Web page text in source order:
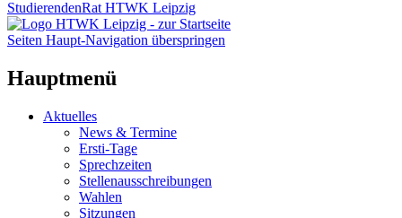
StudierendenRat HTWK Leipzig
Seiten Haupt-Navigation überspringen
Hauptmenü
Aktuelles
News & Termine
Ersti-Tage
Sprechzeiten
Stellenausschreibungen
Wahlen
Sitzungen